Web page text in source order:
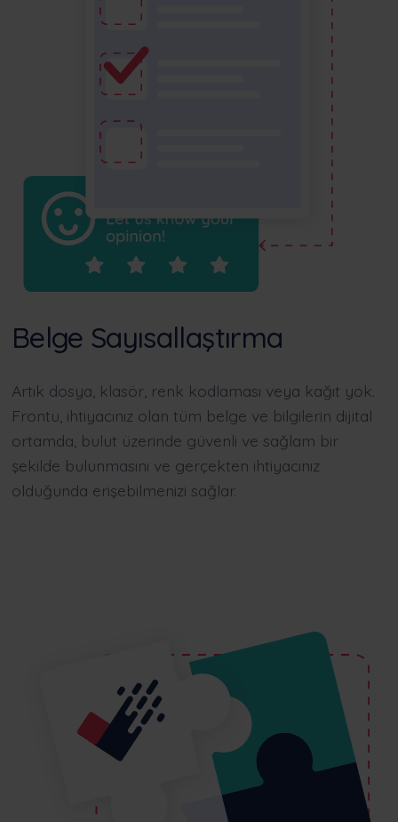
Belge Sayısallaştırma
Artık dosya, klasör, renk kodlaması veya kağıt yok.
Frontu, ihtiyacınız olan tüm belge ve bilgilerin dijital
ortamda, bulut üzerinde güvenli ve sağlam bir
şekilde bulunmasını ve gerçekten ihtiyacınız
olduğunda erişebilmenizi sağlar.